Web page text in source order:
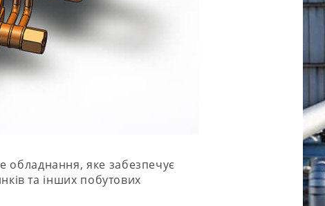
обладнання, яке забезпечує
та інших побутових